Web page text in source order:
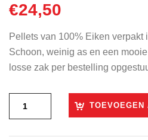
€24,50
Pellets van 100% Eiken verpakt
Schoon, weinig as en een
losse zak per bestelling
TOEVOEGEN